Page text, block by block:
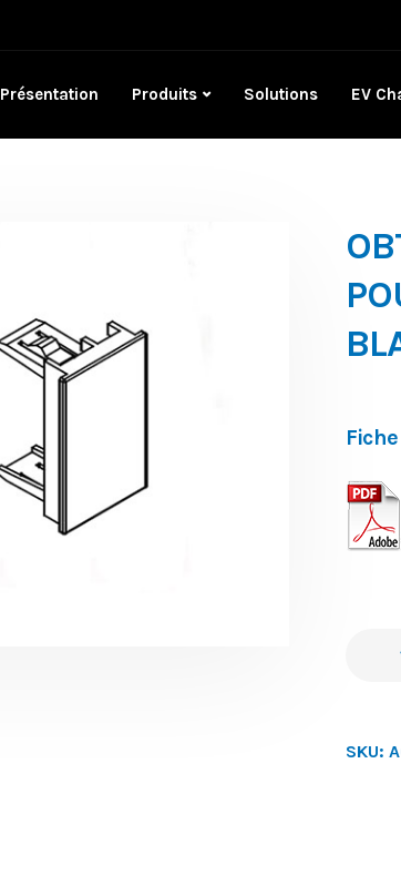
Présentation Produits Solutions EV
SKU: